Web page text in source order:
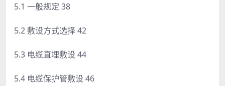
5.1 一般规定 38
5.2 敷设方式选择 42
5.3 电缆直埋敷设 44
5.4 电缆保护管敷设 46